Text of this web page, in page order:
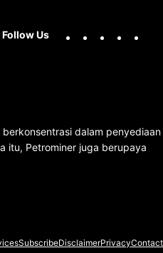
Follow Us
berkonsentrasi dalam penyediaan
itu, Petrominer juga berupaya
SubscribeDisclaimerPrivacyContact